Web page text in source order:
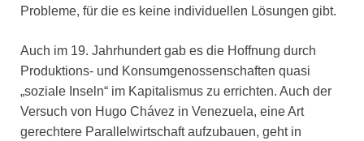
Probleme, für die es keine individuellen Lösungen gibt.
Auch im 19. Jahrhundert gab es die Hoffnung durch
Produktions- und Konsumgenossenschaften quasi
„soziale Inseln“ im Kapitalismus zu errichten. Auch der
Versuch von Hugo Chávez in Venezuela, eine Art
gerechtere Parallelwirtschaft aufzubauen, geht in